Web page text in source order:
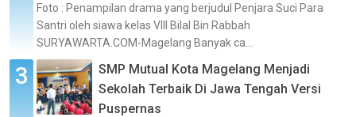
Foto : Penampilan drama yang berjudul Penjara Suci Para
Santri oleh siawa kelas VIII Bilal Bin Rabbah
SURYAWARTA.COM-Magelang Banyak ca...
SMP Mutual Kota Magelang Menjadi
Sekolah Terbaik Di Jawa Tengah Versi
Puspernas